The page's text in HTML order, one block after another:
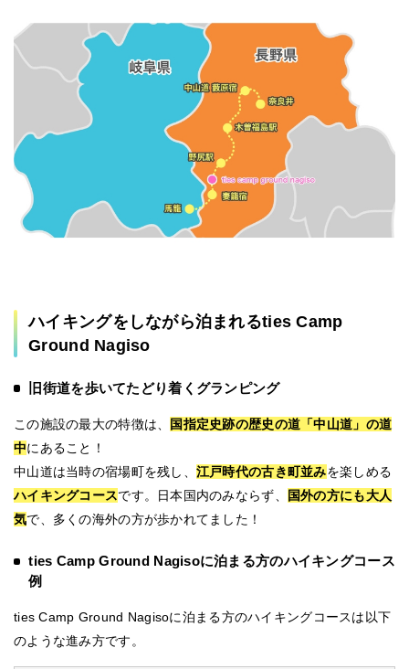
ハイキングをしながら泊まれるties Camp
Ground Nagiso
旧街道を歩いてたどり着くグランピング
この施設の最大の特徴は、
国指定史跡の歴史の道「中山道」の道
中にあること！
中山道は当時の宿場町を残し、 江戸時代の古き町並みを楽しめる
ハイキングコースです。日本国内のみならず、
国外の方にも大人
気で、多くの海外の方が歩かれてました！
ties Camp Ground Nagisoに泊まる方のハイキングコース
例
ties Camp Ground Nagisoに泊まる方のハイキングコースは以下
のような進み方です。